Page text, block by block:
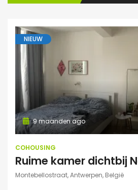
NIEUW
9 maanden ago
COHOUSING
Ruime kamer dichtbij
Montebellostraat, Antwerpen, België